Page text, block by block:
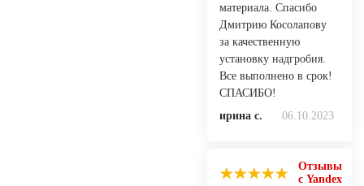
материала. Спасибо
Дмитрию Косолапову
за качественную
установку надгробия.
Все выполнено в срок!
СПАСИБО!
ирина с.
06.10.2023
Отзывы
с Yandex